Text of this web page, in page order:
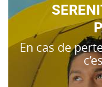
En cas de